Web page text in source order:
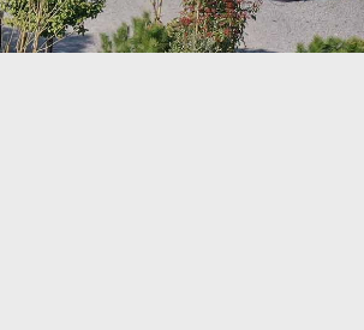
GRANAATAPPELBOOM